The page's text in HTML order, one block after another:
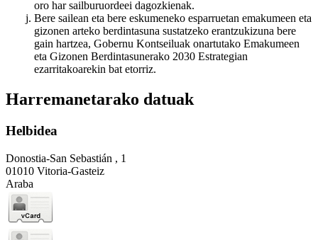
oro har sailburuordeei dagozkienak.
Bere sailean eta bere eskumeneko esparruetan emakumeen eta
gizonen arteko berdintasuna sustatzeko erantzukizuna bere
gain hartzea, Gobernu Kontseiluak onartutako Emakumeen
eta Gizonen Berdintasunerako 2030 Estrategian
ezarritakoarekin bat etorriz.
Harremanetarako datuak
Helbidea
Donostia-San Sebastián , 1
01010 Vitoria-Gasteiz
Araba